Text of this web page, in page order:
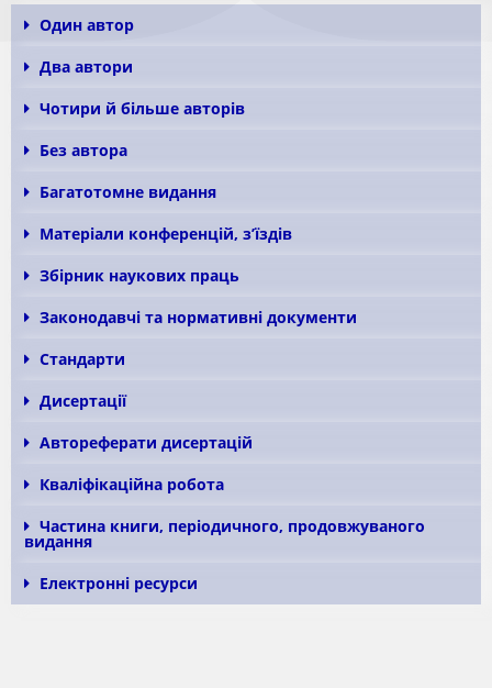
Один автор
Два автори
Чотири й більше авторів
Без автора
Багатотомне видання
Матеріали конференцій, з’їздів
Збірник наукових праць
Законодавчі та нормативні документи
Стандарти
Дисертації
Автореферати дисертацій
Кваліфікаційна робота
Частина книги, періодичного, продовжуваного
видання
Електронні ресурси